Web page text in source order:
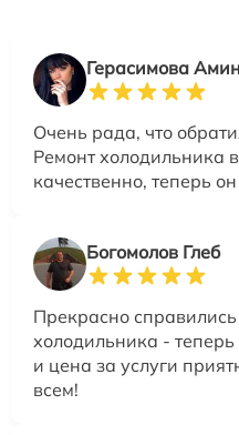
Герасимова
Очень рада, что
Ремонт холодильника
качественно, теперь
Богомолов Глеб
Прекрасно
холодильника -
и цена за услуги
всем!